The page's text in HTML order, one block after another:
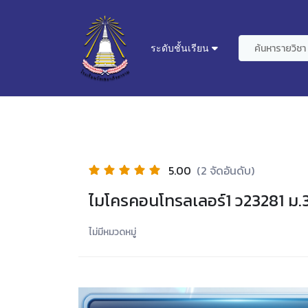
ระดับชั้นเรียน
5.00 (2 จัดอันดับ)
ไมโครคอนโทรลเลอร์1 ว23281 ม
ไม่มีหมวดหมู่